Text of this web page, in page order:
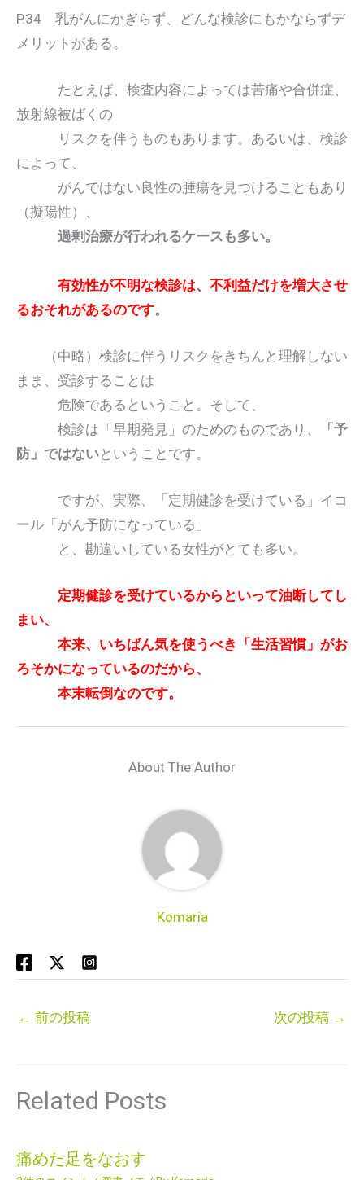
P.34 乳がんにかぎらず、どんな検診にもかならずデ
メリットがある。
たとえば、検査内容によっては苦痛や合併症、
放射線被ばくの
リスクを伴うものもあります。あるいは、検診
によって、
がんではない良性の腫瘍を見つけることもあり
（擬陽性）、
過剰治療が行われるケースも多い。
有効性が不明な検診は、不利益だけを増大させ
るおそれがあるのです。
（中略）検診に伴うリスクをきちんと理解しない
まま、受診することは
危険であるということ。そして、
検診は「早期発見」のためのものであり、
「予
防」ではないということです。
ですが、実際、「定期健診を受けている」イコ
ール「がん予防になっている」
と、勘違いしている女性がとても多い。
定期健診を受けているからといって油断してし
まい、
本来、いちばん気を使うべき「生活習慣」がお
ろそかになっているのだから、
本末転倒なのです。
About The Author
Komaria
← 前の投稿 次の投稿 →
Related Posts
痛めた足をなおす